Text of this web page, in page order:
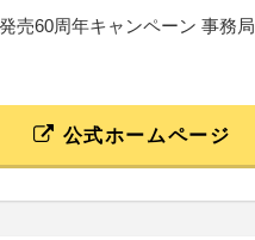
売60周年キャンペーン 事務局
公式ホームページ